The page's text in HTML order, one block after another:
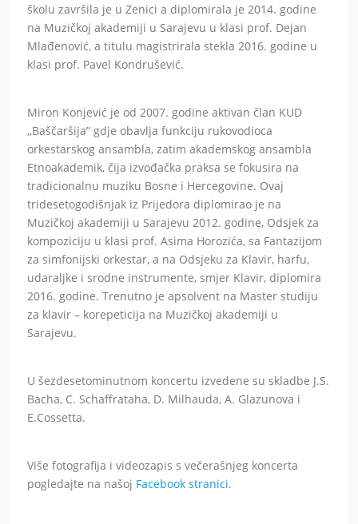
školu završila je u Zenici a diplomirala je 2014. godine
na Muzičkoj akademiji u Sarajevu u klasi prof. Dejan
Mlađenović, a titulu magistrirala stekla 2016. godine u
klasi prof. Pavel Kondrušević.
Miron Konjević je od 2007. godine aktivan član KUD
,,Baščaršija” gdje obavlja funkciju rukovodioca
orkestarskog ansambla, zatim akademskog ansambla
Etnoakademik, čija izvođačka praksa se fokusira na
tradicionalnu muziku Bosne i Hercegovine. Ovaj
tridesetogodišnjak iz Prijedora diplomirao je na
Muzičkoj akademiji u Sarajevu 2012. godine, Odsjek za
kompoziciju u klasi prof. Asima Horozića, sa Fantazijom
za simfonijski orkestar, a na Odsjeku za Klavir, harfu,
udaraljke i srodne instrumente, smjer Klavir, diplomira
2016. godine. Trenutno je apsolvent na Master studiju
za klavir – korepeticija na Muzičkoj akademiji u
Sarajevu.
U šezdesetominutnom koncertu izvedene su skladbe J.S.
Bacha, C. Schaffrataha, D. Milhauda, A. Glazunova i
E.Cossetta.
Više fotografija i videozapis s večerašnjeg koncerta
pogledajte na našoj Facebook stranici.